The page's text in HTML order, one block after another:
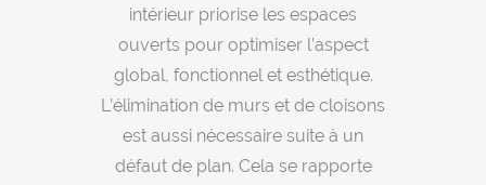
intérieur priorise les espaces
ouverts pour optimiser l’aspect
global, fonctionnel et esthétique.
L’élimination de murs et de cloisons
est aussi nécessaire suite à un
défaut de plan. Cela se rapporte